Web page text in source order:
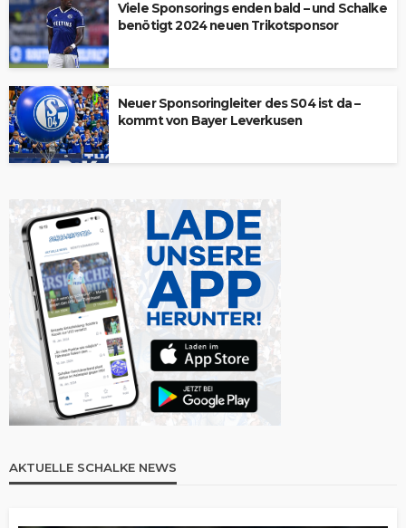
Viele Sponsorings enden bald – und Schalke
benötigt 2024 neuen Trikotsponsor
Neuer Sponsoringleiter des S04 ist da –
kommt von Bayer Leverkusen
AKTUELLE SCHALKE NEWS